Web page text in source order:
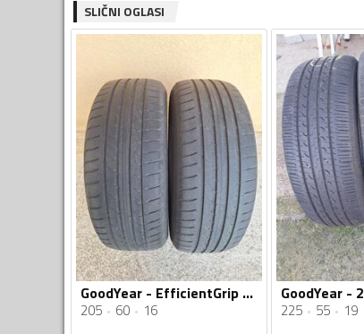
SLIČNI OGLASI
GoodYear - EfficientGrip - Ljetnja guma
205 60 16 225 55 19